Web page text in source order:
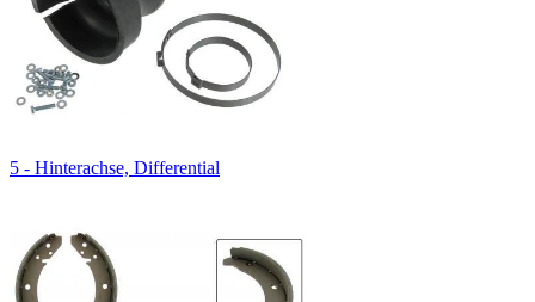
5 - Hinterachse, Differential